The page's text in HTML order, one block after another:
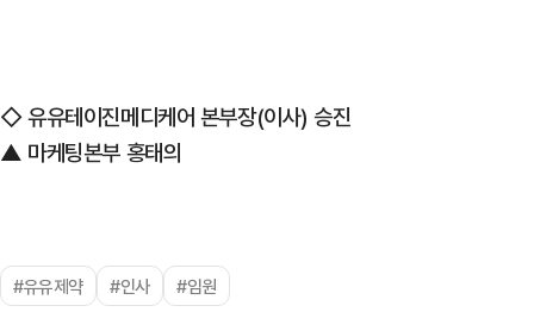
◇ 유유테이진메디케어 본부장(이사) 승진
▲ 마케팅본부 홍태의
#유유제약 #인사 #임원